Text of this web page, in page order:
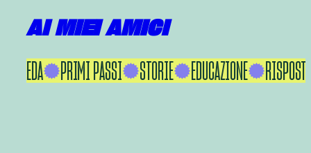
AI MIEI AMICI
IKEDA PRIMI PASSI STORIE EDUCAZIONE